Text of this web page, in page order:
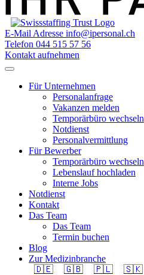
E-Mail Adresse info@ipersonal.ch
Telefon 044 515 57 56
Kontakt aufnehmen
Für Unternehmen
Personalanfrage
Vakanzen melden
Temporärbüro wechseln
Notdienst
Personalvermittlung
Für Bewerber
Temporärbüro wechseln
Lebenslauf hochladen
Interne Jobs
Notdienst
Kontakt
Das Team
Das Team
Termin buchen
Blog
Zur Medizinbranche
🇩🇪
🇬🇧 🇵🇱 🇸🇰